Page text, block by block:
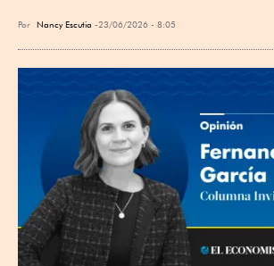
Por Nancy Escutia 23/06/2026 - 8:05